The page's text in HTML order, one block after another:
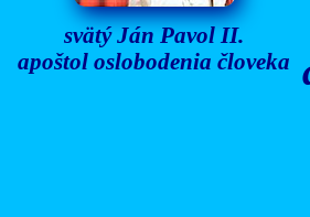
svätý Ján Pavol II.
apoštol oslobodenia človeka